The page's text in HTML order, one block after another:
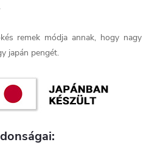
remek módja annak, hogy nagy
japán pengét.